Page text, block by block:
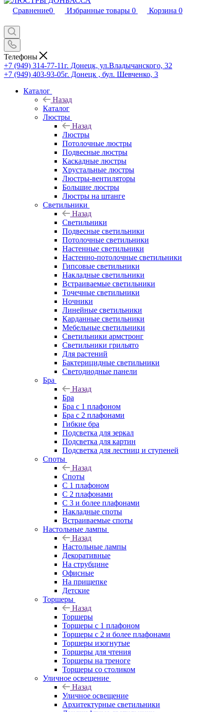
Сравнение0 Избранные товары 0 Корзина 0
Телефоны
+7 (949) 314-77-11г. Донецк, ул.Владычанского, 32
+7 (949) 403-93-05г. Донецк , бул. Шевченко, 3
Каталог
Назад
Каталог
Люстры
Назад
Люстры
Потолочные люстры
Подвесные люстры
Каскадные люстры
Хрустальные люстры
Люстры-вентиляторы
Большие люстры
Люстры на штанге
Светильники
Назад
Светильники
Подвесные светильники
Потолочные светильники
Настенные светильники
Настенно-потолочные светильники
Гипсовые светильники
Накладные светильники
Встраиваемые светильники
Точечные светильники
Ночники
Линейные светильники
Карданные светильники
Мебельные светильники
Светильники армстронг
Светильники грильято
Для растений
Бактерицидные светильники
Светодиодные панели
Бра
Назад
Бра
Бра с 1 плафоном
Бра с 2 плафонами
Гибкие бра
Подсветка для зеркал
Подсветка для картин
Подсветка для лестниц и ступеней
Споты
Назад
Споты
С 1 плафоном
С 2 плафонами
С 3 и более плафонами
Накладные споты
Встраиваемые споты
Настольные лампы
Назад
Настольные лампы
Декоративные
На струбцине
Офисные
На прищепке
Детские
Торшеры
Назад
Торшеры
Торшеры с 1 плафоном
Торшеры с 2 и более плафонами
Торшеры изогнутые
Торшеры для чтения
Торшеры на треноге
Торшеры со столиком
Уличное освещение
Назад
Уличное освещение
Архитектурные светильники